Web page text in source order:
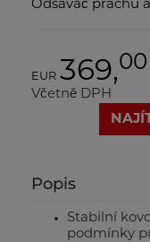
Odsavač prachu
EUR 369,00
Včetně DPH
Popis
Stabilní
podmínky